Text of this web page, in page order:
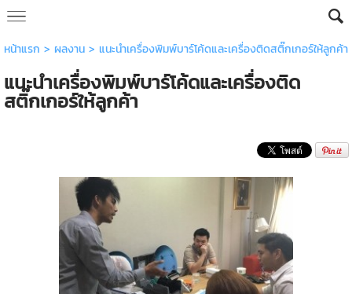
หน้าแรก > ผลงาน> แนะนำเครื่องพิมพ์บาร์โค้ดและเครื่องติดสติ๊กเกอร์ให้ลูกค้า
แนะนำเครื่องพิมพ์บาร์โค้ดและเครื่องติด
สติ๊กเกอร์ให้ลูกค้า